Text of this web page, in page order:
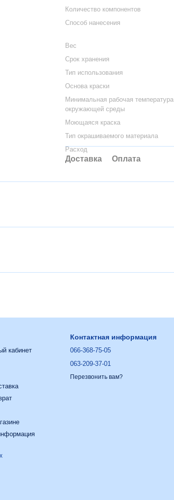
Количество компонентов
Способ нанесения
Вес
Срок хранения
Тип использования
Основа краски
Минимальная рабочая температура
окружающей среды
Моющаяся краска
Тип окрашиваемого материала
Расход
Доставка Оплата
кабинет
Контактная информация
066-368-75-05
063-209-37-01
Перезвонить вам?